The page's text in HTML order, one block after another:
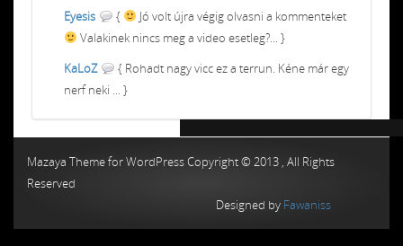
Eyesis
{
Jó volt újra végig olvasni a kommenteket
Valakinek nincs meg a video esetleg?... }
KaLoZ
{ Rohadt nagy vicc ez a terrun. Kéne már egy
nerf neki ... }
Mazaya Theme for WordPress Copyright © 2013 , All Rights
Reserved
Designed by Fawaniss